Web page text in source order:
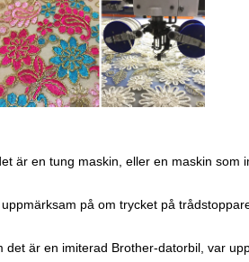
är en tung maskin, eller en maskin
på om trycket på
det är en imiterad Brother-datorbil, var